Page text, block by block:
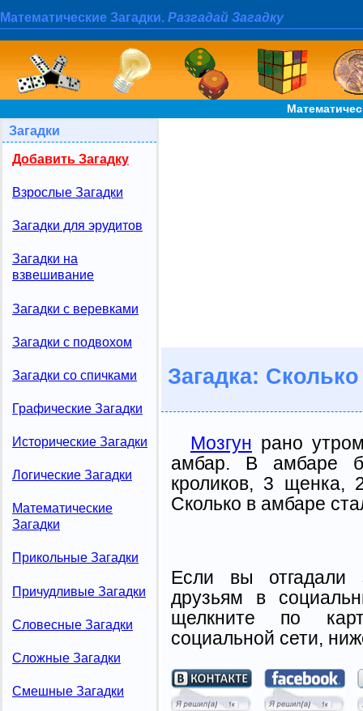
Математические Загадки. Разгадай Загадку
Загадки
Добавить Загадку
Взрослые Загадки
Загадки для эрудитов
Загадки на
взвешивание
Загадки с веревками
Загадки с подвохом
Загадки со спичками
Графические Загадки
Исторические Загадки
Логические Загадки
Математические
Загадки
Прикольные Загадки
Причудливые Загадки
Словесные Загадки
Сложные Загадки
Смешные Загадки
Загадка: Сколько
Мозгун рано
амбар. В амбаре
кpоликов, 3
Сколько в амбаре
Если вы отгадали
друзьям в
щелкните по
социальной сети,